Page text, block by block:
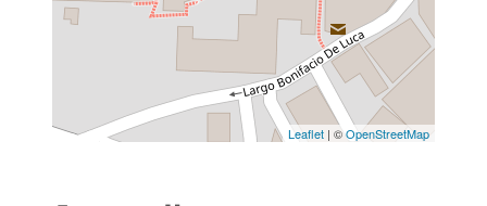
Leaflet | ©OpenStreetMap